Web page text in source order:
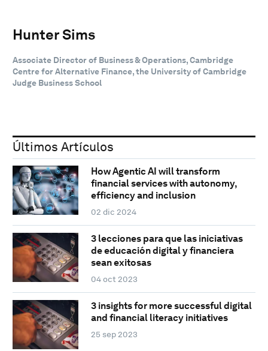
Hunter Sims
Associate Director of Business & Operations, Cambridge
Centre for Alternative Finance, the University of Cambridge
Judge Business School
Últimos Artículos
How Agentic AI will transform
financial services with autonomy,
efficiency and inclusion
02 dic 2024
3 lecciones para que las iniciativas
de educación digital y financiera
sean exitosas
04 oct 2023
3 insights for more successful digital
and financial literacy initiatives
25 sep 2023